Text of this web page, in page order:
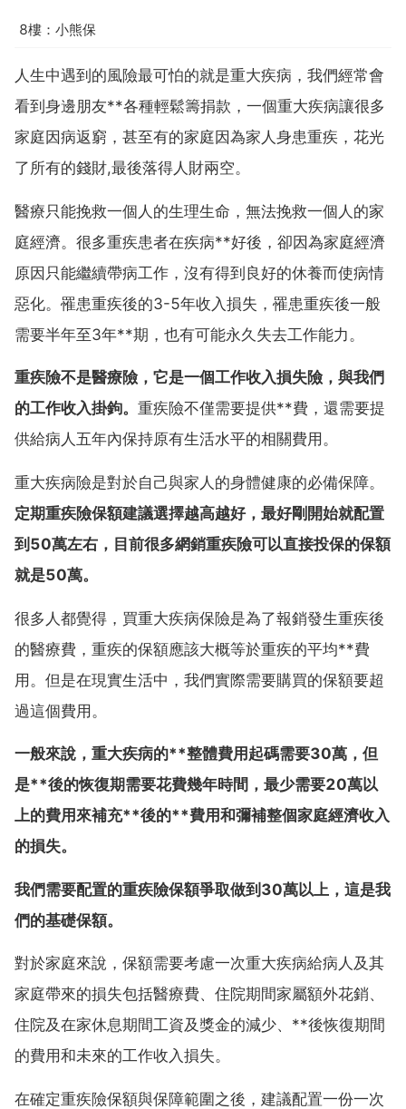
8樓：小熊保
人生中遇到的風險最可怕的就是重大疾病，我們經常會
看到身邊朋友**各種輕鬆籌捐款，一個重大疾病讓很多
家庭因病返窮，甚至有的家庭因為家人身患重疾，花光
了所有的錢財,最後落得人財兩空。
醫療只能挽救一個人的生理生命，無法挽救一個人的家
庭經濟。很多重疾患者在疾病**好後，卻因為家庭經濟
原因只能繼續帶病工作，沒有得到良好的休養而使病情
惡化。罹患重疾後的3-5年收入損失，罹患重疾後一般
需要半年至3年**期，也有可能永久失去工作能力。
重疾險不是醫療險，它是一個工作收入損失險，與我們
的工作收入掛鉤。 重疾險不僅需要提供**費，還需要提
供給病人五年內保持原有生活水平的相關費用。
重大疾病險是對於自己與家人的身體健康的必備保障。
定期重疾險保額建議選擇越高越好，最好剛開始就配置
到50萬左右，目前很多網銷重疾險可以直接投保的保額
就是50萬。
很多人都覺得，買重大疾病保險是為了報銷發生重疾後
的醫療費，重疾的保額應該大概等於重疾的平均**費
用。但是在現實生活中，我們實際需要購買的保額要超
過這個費用。
一般來說，重大疾病的**整體費用起碼需要30萬，但
是**後的恢復期需要花費幾年時間，最少需要20萬以
上的費用來補充**後的**費用和彌補整個家庭經濟收入
的損失。
我們需要配置的重疾險保額爭取做到30萬以上，這是我
們的基礎保額。
對於家庭來說，保額需要考慮一次重大疾病給病人及其
家庭帶來的損失包括醫療費、住院期間家屬額外花銷、
住院及在家休息期間工資及獎金的減少、**後恢復期間
的費用和未來的工作收入損失。
在確定重疾險保額與保障範圍之後，建議配置一份一次